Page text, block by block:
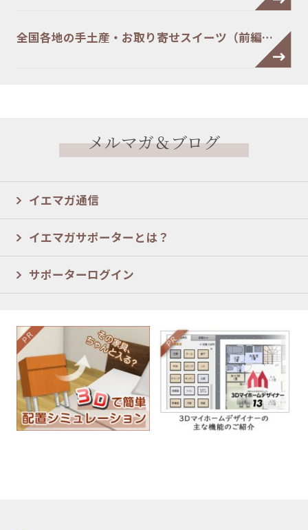
全国各地の手土産・お取り寄せスイーツ（前編…
メルマガ＆ブログ
イエマガ通信
イエマガサポーターとは？
サポーターログイン